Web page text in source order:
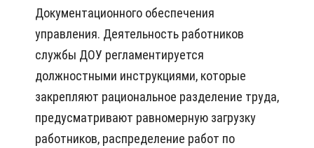
Документационного обеспечения
управления. Деятельность работников
службы ДОУ регламентируется
должностными инструкциями, которые
закрепляют рациональное разделение труда,
предусматривают равномерную загрузку
работников, распределение работ по